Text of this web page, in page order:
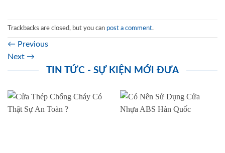
Trackbacks are closed, but you can post a comment.
← Previous
Next →
TIN TỨC - SỰ KIỆN MỚI ĐƯA